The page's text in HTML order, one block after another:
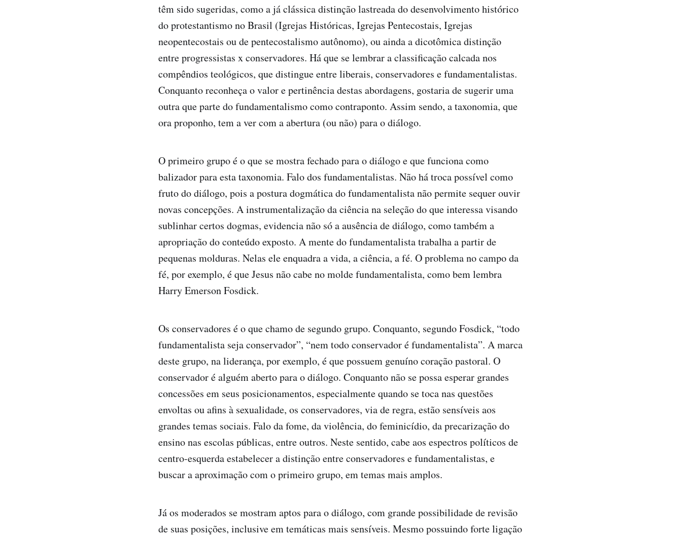
têm sido sugeridas, como a já clássica distinção lastreada do desenvolvimento histórico
do protestantismo no Brasil (Igrejas Históricas, Igrejas Pentecostais, Igrejas
neopentecostais ou de pentecostalismo autônomo), ou ainda a dicotômica distinção
entre progressistas x conservadores. Há que se lembrar a classificação calcada nos
compêndios teológicos, que distingue entre liberais, conservadores e fundamentalistas.
Conquanto reconheça o valor e pertinência destas abordagens, gostaria de sugerir uma
outra que parte do fundamentalismo como contraponto. Assim sendo, a taxonomia, que
ora proponho, tem a ver com a abertura (ou não) para o diálogo.
O primeiro grupo é o que se mostra fechado para o diálogo e que funciona como
balizador para esta taxonomia. Falo dos fundamentalistas. Não há troca possível como
fruto do diálogo, pois a postura dogmática do fundamentalista não permite sequer ouvir
novas concepções. A instrumentalização da ciência na seleção do que interessa visando
sublinhar certos dogmas, evidencia não só a ausência de diálogo, como também a
apropriação do conteúdo exposto. A mente do fundamentalista trabalha a partir de
pequenas molduras. Nelas ele enquadra a vida, a ciência, a fé. O problema no campo da
fé, por exemplo, é que Jesus não cabe no molde fundamentalista, como bem lembra
Harry Emerson Fosdick.
Os conservadores é o que chamo de segundo grupo. Conquanto, segundo Fosdick, “todo
fundamentalista seja conservador”, “nem todo conservador é fundamentalista”. A marca
deste grupo, na liderança, por exemplo, é que possuem genuíno coração pastoral. O
conservador é alguém aberto para o diálogo. Conquanto não se possa esperar grandes
concessões em seus posicionamentos, especialmente quando se toca nas questões
envoltas ou afins à sexualidade, os conservadores, via de regra, estão sensíveis aos
grandes temas sociais. Falo da fome, da violência, do feminicídio, da precarização do
ensino nas escolas públicas, entre outros. Neste sentido, cabe aos espectros políticos de
centro-esquerda estabelecer a distinção entre conservadores e fundamentalistas, e
buscar a aproximação com o primeiro grupo, em temas mais amplos.
Já os moderados se mostram aptos para o diálogo, com grande possibilidade de revisão
de suas posições, inclusive em temáticas mais sensíveis. Mesmo possuindo forte ligação